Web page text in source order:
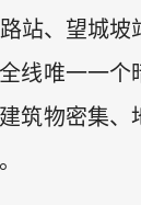
站、望城坡
线唯一一个
筑物密集、